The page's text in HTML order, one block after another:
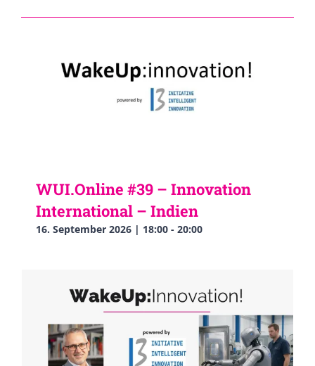
WUI.Online #39 – Innovation
International – Indien
16. September 2026 | 18:00 - 20:00